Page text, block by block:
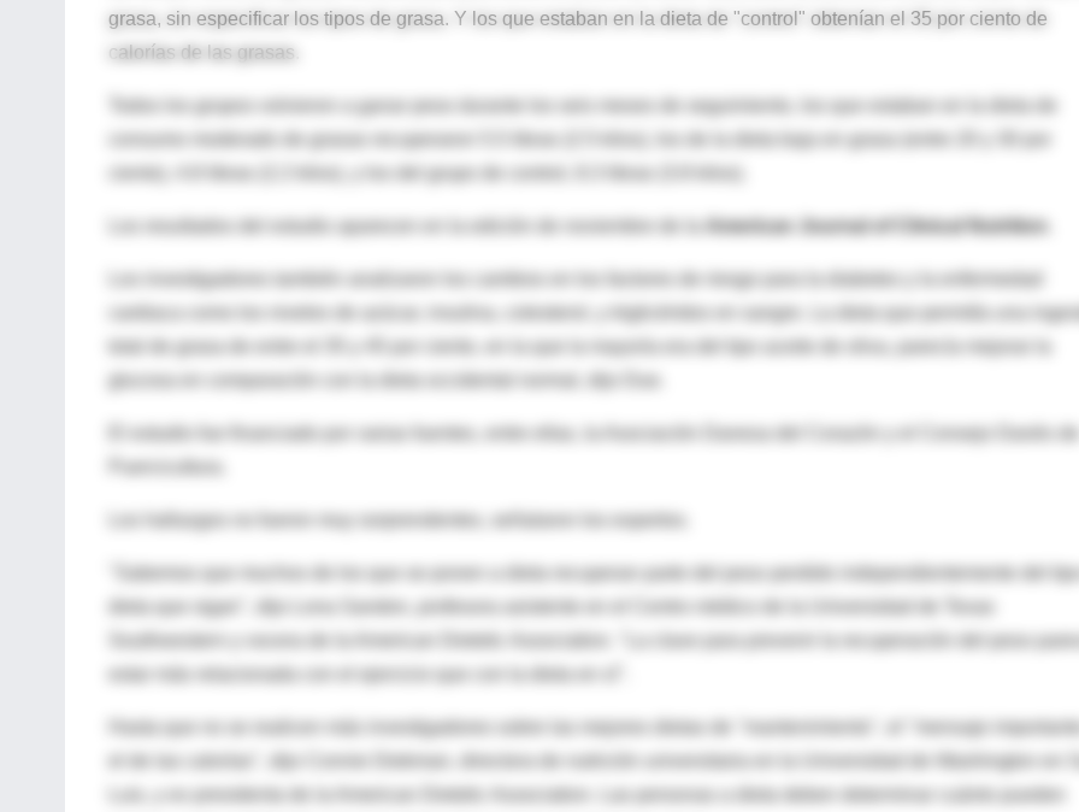
grasa, sin especificar los tipos de grasa. Y los que estaban en la dieta de "control" obtenían el 35 por ciento de
calorías de las grasas.
Todos los grupos volvieron a ganar peso durante los seis meses de seguimiento, los que estaban en la dieta de
consumo moderado de grasas recuperaron 5.5 libras (2.5 kilos), los de la dieta baja en grasa (entre 20 y 30 por
ciento), 4.8 libras (2.2 kilos), y los del grupo de control, 8.3 libras (3.8 kilos).
Los resultados del estudio aparecen en la edición de noviembre de la American Journal of Clinical Nutrition
Los investigadores también analizaron los cambios en los factores de riesgo para la diabetes y la enfermedad
cardiaca como los niveles de azúcar, insulina, colesterol, y triglicéridos en sangre. La dieta que permitía una
total de grasa de entre el 35 y 45 por ciento, en la que la mayoría era del tipo aceite de oliva, parecía mejorar la
Los hallazgos no fueron muy sorprendentes, señalaron los expertos.
"Sabemos que muchos de los que se ponen a dieta recuperan parte del peso perdido independientemente del
dieta que sigan", dijo Lona Sandon, profesora asistente en el Centro médico de la Universidad de Texas
Southwestern y vocera de la American Dietetic Association. "La clave para prevenir la recuperación del peso
Hasta que no se realicen más investigadores sobre las mejores dietas de "mantenimiento", el "mensaje
el de las calorías", dijo Connie Diekman, directora de nutrición universitaria en la Universidad de Washington en